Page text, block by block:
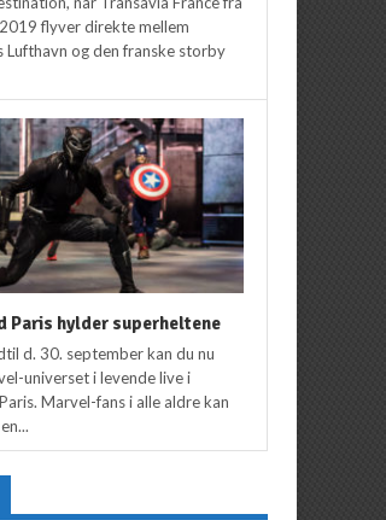
flyver direkte mellem
Lufthavn og den franske storby
Paris hylder superheltene
d. 30. september kan du nu
universet i levende live i
Marvel-fans i alle aldre kan